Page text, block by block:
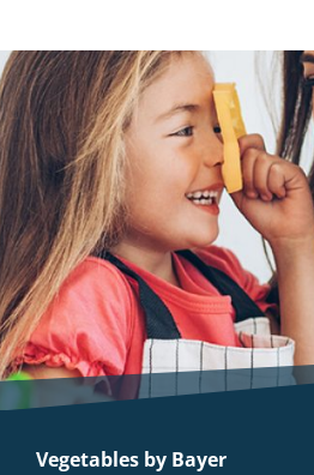
Vegetables by Bayer